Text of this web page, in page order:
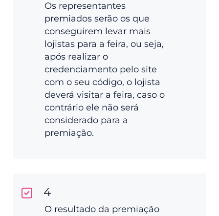
Os representantes
premiados serão os que
conseguirem levar mais
lojistas para a feira, ou seja,
após realizar o
credenciamento pelo site
com o seu código, o lojista
deverá visitar a feira, caso o
contrário ele não será
considerado para a
premiação.
4
O resultado da premiação